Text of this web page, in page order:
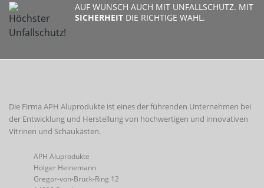
AUF WUNSCH AUCH MIT UNFALLSCHUTZ. MIT
SICHERHEIT DIE RICHTIGE WAHL.
Die Firma APH Aluprodukte ist eines der führenden Unternehmen bei
der Entwicklung und Herstellung von hochwertigen und innovativen
Vitrinen und Schaukästen.
APH Aluprodukte
Holger Heinemann
Gregor-von-Brück-Ring 12